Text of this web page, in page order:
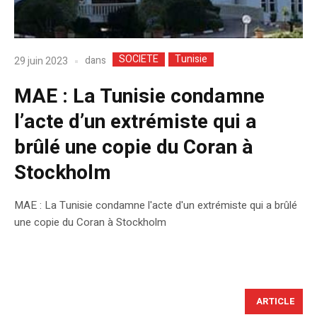
29 juin 2023 dans SOCIETE Tunisie
MAE : La Tunisie condamne
l’acte d’un extrémiste qui a
brûlé une copie du Coran à
Stockholm
MAE : La Tunisie condamne l'acte d'un extrémiste qui a brûlé
une copie du Coran à Stockholm
ARTICLE